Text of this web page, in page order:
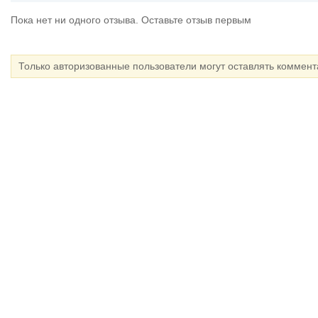
Пока нет ни одного отзыва. Оставьте отзыв первым
Только авторизованные пользователи могут оставлять